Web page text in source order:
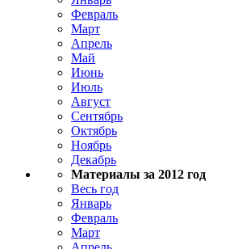
Февраль
Март
Апрель
Май
Июнь
Июль
Август
Сентябрь
Октябрь
Ноябрь
Декабрь
Материалы за 2012 год
Весь год
Январь
Февраль
Март